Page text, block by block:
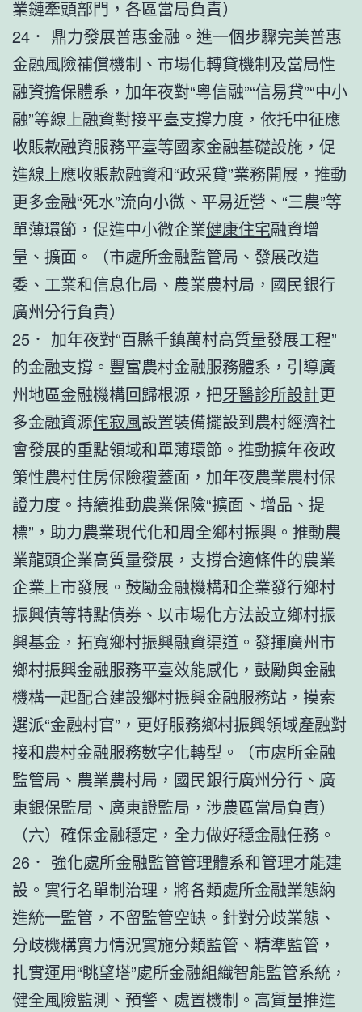
業鏈牽頭部門，各區當局負責）
24． 鼎力發展普惠金融。進一個步驟完美普惠
金融風險補償機制、市場化轉貸機制及當局性
融資擔保體系，加年夜對“粵信融”“信易貸”“中小
融”等線上融資對接平臺支撐力度，依托中征應
收賬款融資服務平臺等國家金融基礎設施，促
進線上應收賬款融資和“政采貸”業務開展，推動
更多金融“死水”流向小微、平易近營、“三農”等
單薄環節，促進中小微企業健康住宅融資增
量、擴面。（市處所金融監管局、發展改造
委、工業和信息化局、農業農村局，國民銀行
廣州分行負責）
25． 加年夜對“百縣千鎮萬村高質量發展工程”
的金融支撐。豐富農村金融服務體系，引導廣
州地區金融機構回歸根源，把牙醫診所設計更
多金融資源侘寂風設置裝備擺設到農村經濟社
會發展的重點領域和單薄環節。推動擴年夜政
策性農村住房保險覆蓋面，加年夜農業農村保
證力度。持續推動農業保險“擴面、增品、提
標”，助力農業現代化和周全鄉村振興。推動農
業龍頭企業高質量發展，支撐合適條件的農業
企業上市發展。鼓勵金融機構和企業發行鄉村
振興債等特點債券、以市場化方法設立鄉村振
興基金，拓寬鄉村振興融資渠道。發揮廣州市
鄉村振興金融服務平臺效能感化，鼓勵與金融
機構一起配合建設鄉村振興金融服務站，摸索
選派“金融村官”，更好服務鄉村振興領域產融對
接和農村金融服務數字化轉型。（市處所金融
監管局、農業農村局，國民銀行廣州分行、廣
東銀保監局、廣東證監局，涉農區當局負責）
（六）確保金融穩定，全力做好穩金融任務。
26． 強化處所金融監管管理體系和管理才能建
設。實行名單制治理，將各類處所金融業態納
進統一監管，不留監管空缺。針對分歧業態、
分歧機構實力情況實施分類監管、精準監管，
扎實運用“眺望塔”處所金融組織智能監管系統，
健全風險監測、預警、處置機制。高質量推進